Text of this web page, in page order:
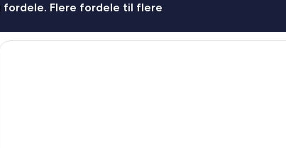
Flere fordele til flere